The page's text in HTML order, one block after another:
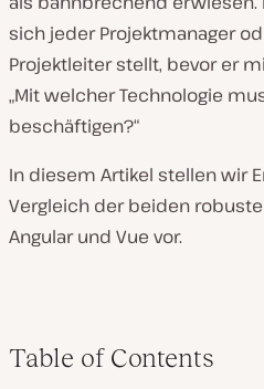
sich jeder Projektmanager
Projektleiter stellt, bevor er
„Mit welcher Technologie
beschäftigen?“
In diesem Artikel stellen wir
Vergleich der beiden
Angular und Vue vor.
Table of Contents